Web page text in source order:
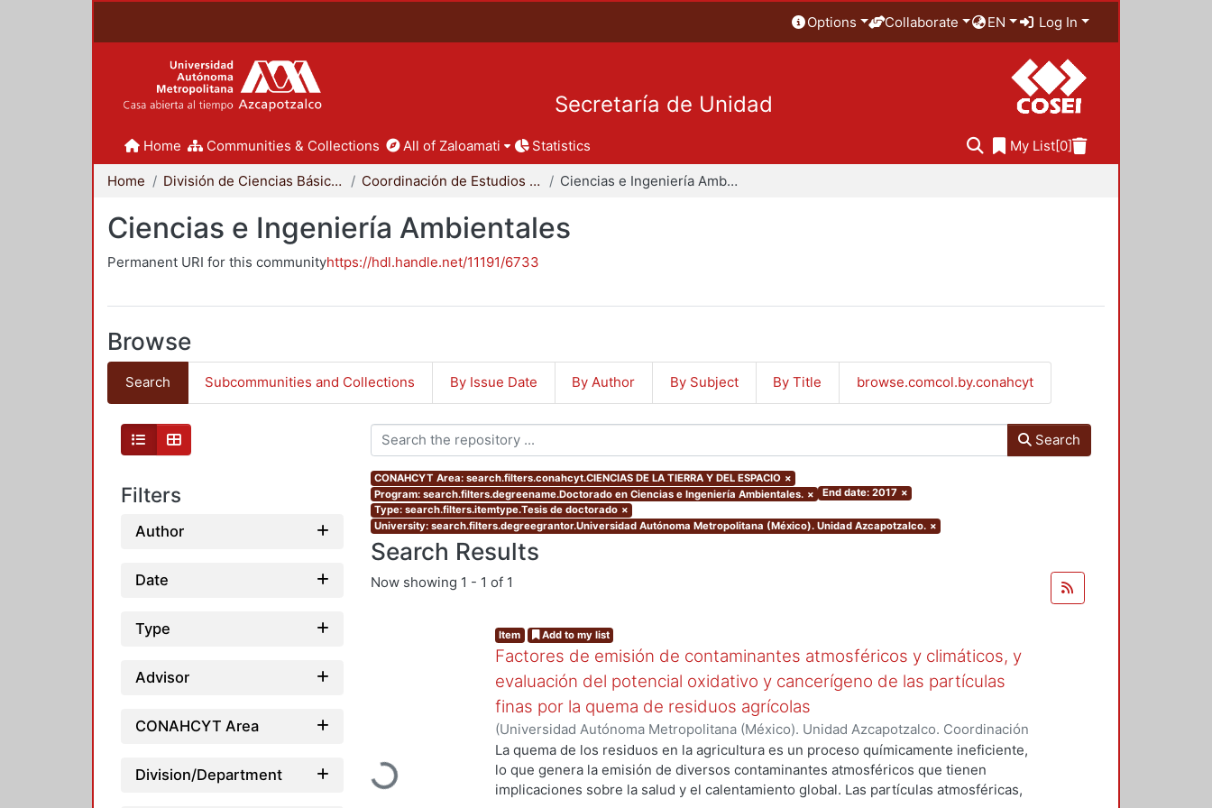
Options Collaborate EN Log In
Secretaría de Unidad
Home Communities & Collections All of Zaloamati Statistics My List[0]
Home División de Ciencias Básicas e Ingeniería Coordinación de Estudios de Posgrado - CBI Ciencias e Ingeniería Ambientales
Ciencias e Ingeniería Ambientales
Permanent URI for this communityhttps://hdl.handle.net/11191/6733
Browse
Search Subcommunities and Collections By Issue Date By Author By Subject By Title browse.comcol.by.conahcyt
Filters
Author
Date
Type
Advisor
CONAHCYT Area
Division/Department
Search
CONAHCYT Area: search.filters.conahcyt.CIENCIAS DE LA TIERRA Y DEL ESPACIO ×
Program: search.filters.degreename.Doctorado en Ciencias e Ingeniería Ambientales. × End date: 2017 ×
Type: search.filters.itemtype.Tesis de doctorado ×
University: search.filters.degreegrantor.Universidad Autónoma Metropolitana (México). Unidad Azcapotzalco. ×
Search Results
Now showing 1 - 1 of 1
Loading...
Item Add to my list
Factores de emisión de contaminantes atmosféricos y climáticos, y
evaluación del potencial oxidativo y cancerígeno de las partículas
finas por la quema de residuos agrícolas
(Universidad Autónoma Metropolitana (México). Unidad Azcapotzalco. Coordinación
de Servicios de Información.,2017)SANTIAGO DE LA ROSA, NAXIELI
La quema de los residuos en la agricultura es un proceso químicamente ineficiente,
lo que genera la emisión de diversos contaminantes atmosféricos que tienen
implicaciones sobre la salud y el calentamiento global. Las partículas atmosféricas,